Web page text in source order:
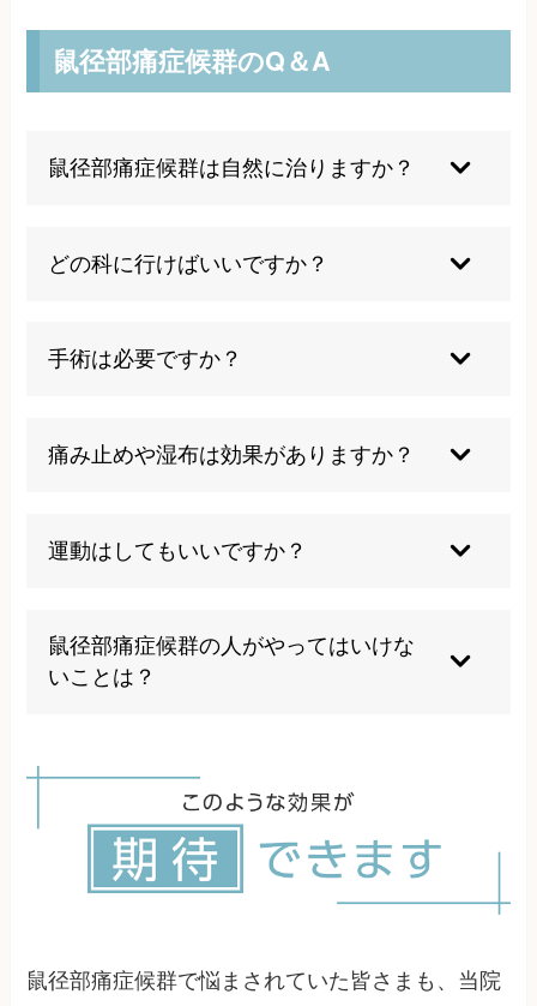
鼠径部痛症候群のQ＆A
鼠径部痛症候群は自然に治りますか？
は困難です。複数の原因が絡み合って発症するた
め、適切な治療なしには改善が期待できません。
の改善は十分可能です。早期の対処が重要となり
ます。
どの科に行けばいいですか？
されています。しかし、根本原因へのアプローチ
には整体治療も非常に有効です。当院では医療機
します。
手術は必要ですか？
院では手術を避けたい方にも対応可能な治療法を
提供しており、実際に多くの患者様が手術を回避
れることをお勧めします。
痛み止めや湿布は効果がありますか？
ません。症状の原因に対する適切なアプローチが
必要です。当院では薬に頼らない根本的な改善を
運動はしてもいいですか？
な運動療法を行うことが重要です。無理な運動は
症状を悪化させる可能性があるため、専門家の指
鼠径部痛症候群の人がやってはいけな
いことは？
た、急激な方向転換やキック動作、長時間の同一
姿勢も避けるべきです。適切な休息と段階的な活
動復帰が重要です。
鼠径部痛症候群で悩まされていた皆さまも、当院